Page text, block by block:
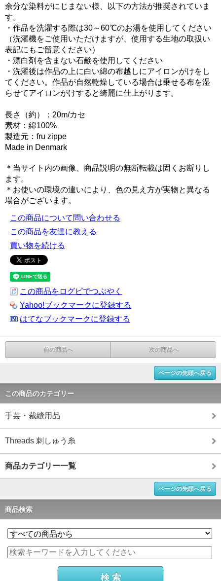
余分な染料がにじまない様、以下の方法が推奨されていま
す。
・作品を洗濯する際は30～60℃のお湯を使用してください
（洗濯機をご使用いただけますが、使用する生地の取扱い
表記にもご留意ください）
・漂白剤を含まない石鹸を使用してください
・洗濯後は作品の上に白い綿の布越しにアイロンがけをし
てください。作品が自然乾燥している場合は乗せる布を湿
らせてアイロンがけすると綺麗に仕上がります。
長さ（約）：20m/カセ
素材：綿100%
製造元：fru zippe
Made in Denmark
＊当サイト内の画像、商品説明の無断転載は固くお断りし
ます。
＊お使いの環境の違いにより、色の見え方が実物と異なる
場合がございます。
この商品について問い合わせる
この商品を友達に教える
買い物を続ける
この商品をログピでつぶやく
Yahoo!ブックマークに登録する
はてなブックマークに登録する
前の商品へ 次の商品へ
ページの先頭へ戻る
この商品のカテゴリー
手芸・裁縫用品
Threads 刺しゅう糸
商品カテゴリー一覧
ページの先頭へ戻る
商品検索